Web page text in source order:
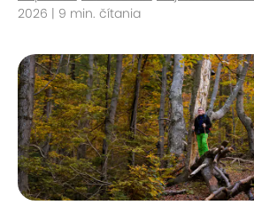
2026 | 9 min. čítania